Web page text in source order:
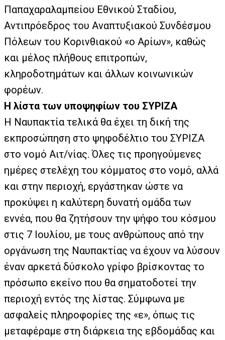
Παπαχαραλαμπείου Εθνικού Σταδίου,
Αντιπρόεδρος του Αναπτυξιακού Συνδέσμου
Πόλεων του Κορινθιακού «ο Αρίων», καθώς
και μέλος πλήθους επιτροπών,
κληροδοτημάτων και άλλων κοινωνικών
φορέων.
Η λίστα των υποψηφίων του ΣΥΡΙΖΑ
Η Ναυπακτία τελικά θα έχει τη δική της
εκπροσώπηση στο ψηφοδέλτιο του ΣΥΡΙΖΑ
στο νομό Αιτ/νίας. Όλες τις προηγούμενες
ημέρες στελέχη του κόμματος στο νομό, αλλά
και στην περιοχή, εργάστηκαν ώστε να
προκύψει η καλύτερη δυνατή ομάδα των
εννέα, που θα ζητήσουν την ψήφο του κόσμου
στις 7 Ιουλίου, με τους ανθρώπους από την
οργάνωση της Ναυπακτίας να έχουν να λύσουν
έναν αρκετά δύσκολο γρίφο βρίσκοντας το
πρόσωπο εκείνο που θα σηματοδοτεί την
περιοχή εντός της λίστας. Σύμφωνα με
ασφαλείς πληροφορίες της «ε», όπως τις
μεταφέραμε στη διάρκεια της εβδομάδας και